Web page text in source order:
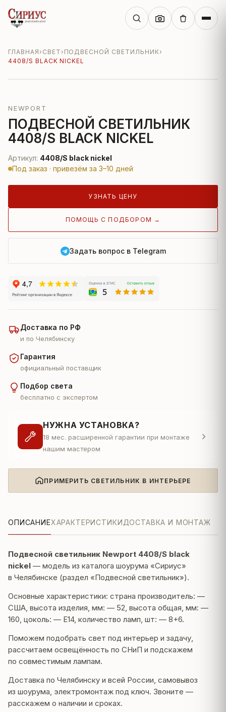
ГЛАВНАЯ› СВЕТ› ПОДВЕСНОЙ СВЕТИЛЬНИК›
4408/S BLACK NICKEL
NEWPORT
ПОДВЕСНОЙ СВЕТИЛЬНИК
4408/S BLACK NICKEL
Артикул: 4408/S black nickel
Под заказ · привезём за 3–10 дней
УЗНАТЬ ЦЕНУ
ПОМОЩЬ С ПОДБОРОМ →
Задать вопрос в Telegram
Доставка по РФ
и по Челябинску
Гарантия
официальный поставщик
Подбор света
бесплатно с экспертом
НУЖНА УСТАНОВКА?
18 мес. расширенной гарантии при монтаже
нашим мастером
ПРИМЕРИТЬ СВЕТИЛЬНИК В ИНТЕРЬЕРЕ
ОПИСАНИЕХАРАКТЕРИСТИКИДОСТАВКА И МОНТАЖ
Подвесной светильник Newport 4408/S black
nickel — модель из каталога шоурума «Сириус»
в Челябинске (раздел «Подвесной светильник»).
Основные характеристики: страна производитель: —
США, высота изделия, мм: — 52, высота общая, мм: —
160, цоколь: — E14, количество ламп, шт: — 8+6.
Поможем подобрать свет под интерьер и задачу,
рассчитаем освещённость по СНиП и подскажем
по совместимым лампам.
Доставка по Челябинску и всей России, самовывоз
из шоурума, электромонтаж под ключ. Звоните —
расскажем о наличии и сроках.